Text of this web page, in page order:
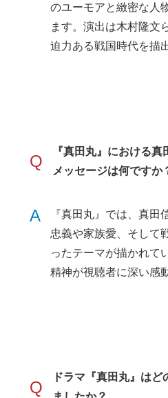
のユーモアと緻密な人
ます。演出は木村隆文
迫力ある戦国時代を描
Q
『真田丸』における
メッセージは何ですか
A
『真田丸』では、真田
忠義や家族愛、そして
ったテーマが描かれて
精神が視聴者に深い感
Q
ドラマ『真田丸』は